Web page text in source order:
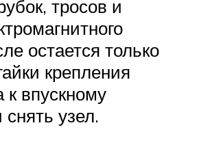
тросов и
остается только
крепления
к впускному
снять узел.